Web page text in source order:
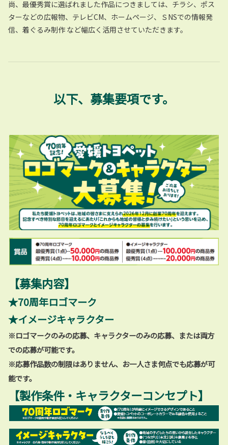
尚、最優秀賞に選ばれました作品につきましては、チラシ、ポス
ターなどの広報物、テレビCM、ホームページ、ＳNSでの情報発
信、着ぐるみ制作 など幅広く活用させていただきます。
以下、募集要項です。
【募集内容】
★70周年ロゴマーク
★イメージキャラクター
※ロゴマークのみの応募、キャラクターのみの応募、または両方
での応募が可能です。
※応募作品数の制限はありません、お一人さま何点でも応募が可
能です。
【製作条件・キャラクターコンセプト】